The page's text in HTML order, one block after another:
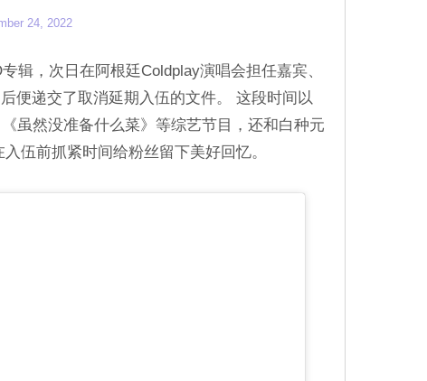
24, 2022
辑，次日在阿根廷Coldplay演唱会担任嘉宾、
便递交了取消延期入伍的文件。 这段时间以
虽然没准备什么菜》等综艺节目，还和白种元
伍前抓紧时间给粉丝留下美好回忆。